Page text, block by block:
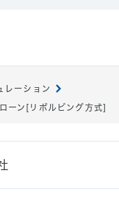
レーション
ーン[リボルビング方式]